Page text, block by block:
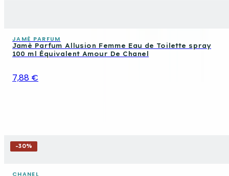
JAMÈ PARFUM
Jamè Parfum Allusion Femme Eau de Toilette spray
100 ml Équivalent Amour De Chanel
7,88 €
-30%
CHANEL